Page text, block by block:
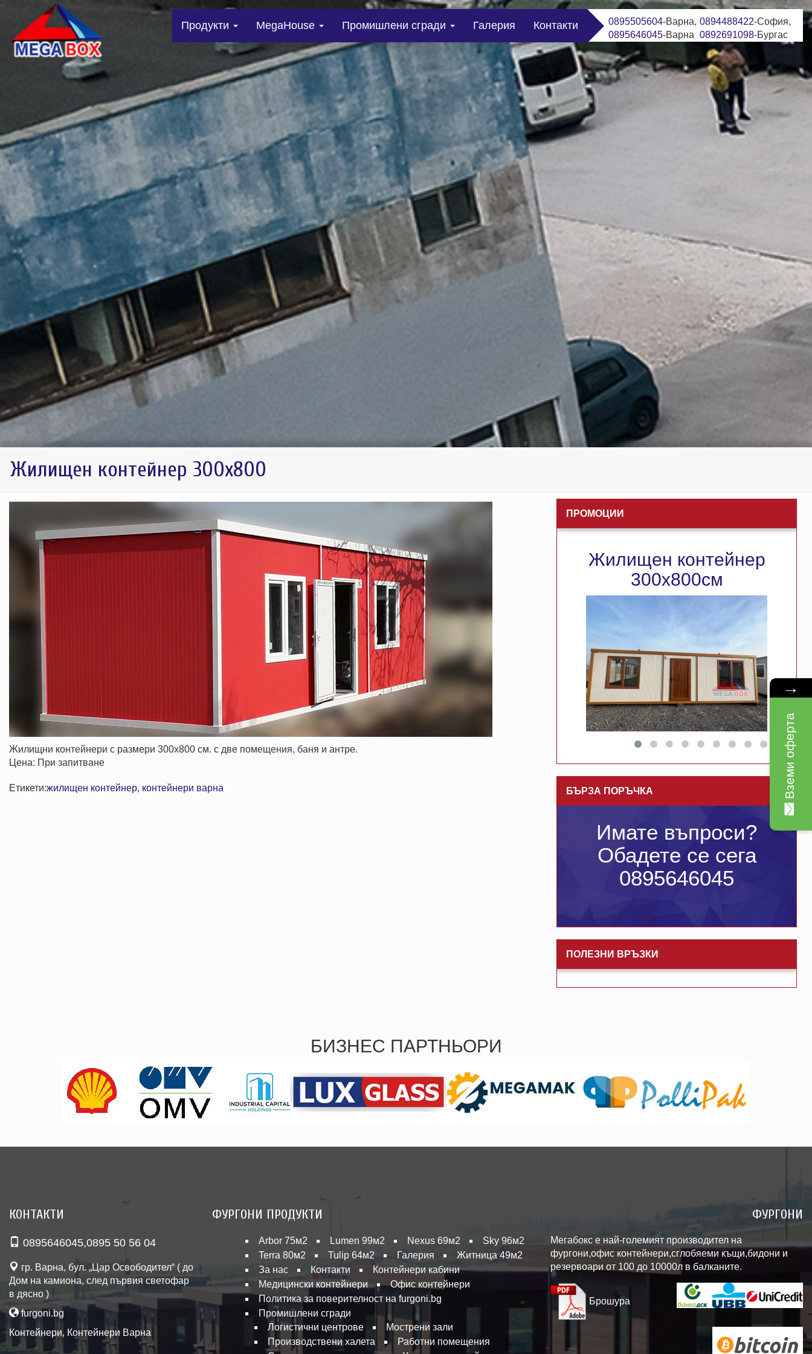
0895505604-Варна,
0895646045-Варна
0894488422-София,
0892691098-Бургас
Продукти MegaHouse Промишлени сгради Галерия Контакти
Жилищен контейнер 300х800
Жилищни контейнери с размери 300х800 см. с две помещения, баня и антре.
Цена: При запитване
Етикети:жилищен контейнер, контейнери варна
ПРОМОЦИИ
Жилищен контейнер
300х800см
БЪРЗА ПОРЪЧКА
Имате въпроси?
Обадете се сега
0895646045
ПОЛЕЗНИ ВРЪЗКИ
БИЗНЕС ПАРТНЬОРИ
КОНТАКТИ
0895646045,0895 50 56 04
гр. Варна, бул. „Цар Освободител“ ( до
Дом на камиона, след първия светофар
в дясно )
furgoni.bg
Контейнери, Контейнери Варна
ФУРГОНИ ПРОДУКТИ
Arbor 75м2 Lumen 99м2 Nexus 69м2
Sky 96м2
Terra 80м2
Tulip 64м2 Галерия
Житница 49м2
За нас
Контакти
Контейнери кабини
Медицински контейнери
Офис контейнери
Политика за поверителност на furgoni.bg
Промишлени сгради
Логистични центрове
Мострени зали
Производствени халета
Работни помещения
ФУРГОНИ
Мегабокс е най-големият производител на
фургони,офис контейнери,сглобяеми къщи,бидони и
резервоари от 100 до 10000л в балканите.
Брошура
→
Вземи оферта